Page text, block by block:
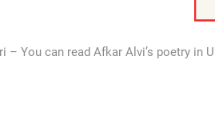
– You can read Afkar Alvi’s poetry in